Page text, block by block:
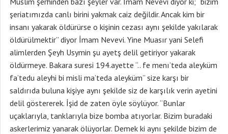
şeriatımızda canlı birini yakmak caiz değildir. Ancak kim bir
insanı yakarak öldürürse o kişinin cezası aynı şekilde yakılarak
öldürülmektir” diyor İmam Nevevi. Yine Muasır yani Selefi
alimlerden Şeyh Usymin şu ayetş delil getiriyor yakarak
öldürmeye. Bakara suresi 194.ayette “.. fe menı’teda aleyküm
fa’tedu aleyhi bi misli ma’teda aleyküm” size karşı bir
saldırıda buluna kişiye aynı şekilde siz de karşılık verin ayetini
delil göstererek. İşid de zaten öyle söylüyor. “Bunlar
uçaklarıyla, tanklarıyla bize bomba atıyorlar. Bizim buradaki
askerlerimiz yanarak ölüyorlar. Demek ki aynı şekilde bizim de